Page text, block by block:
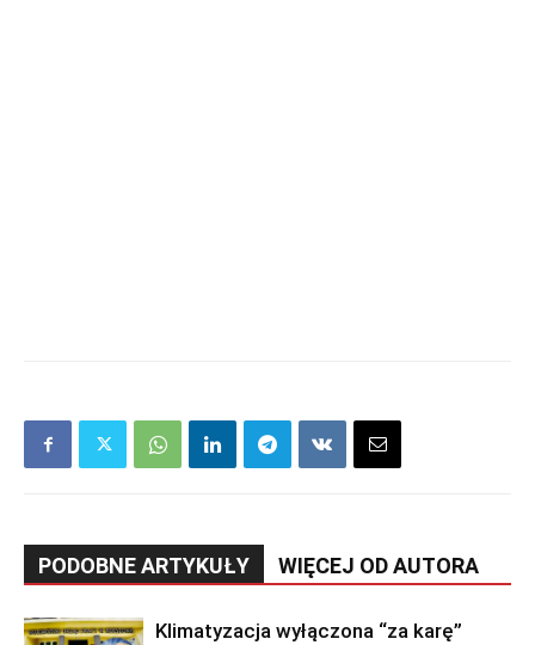
PODOBNE ARTYKUŁY WIĘCEJ OD AUTORA
Klimatyzacja wyłączona “za karę”